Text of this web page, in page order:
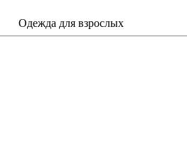
Одежда для взрослых